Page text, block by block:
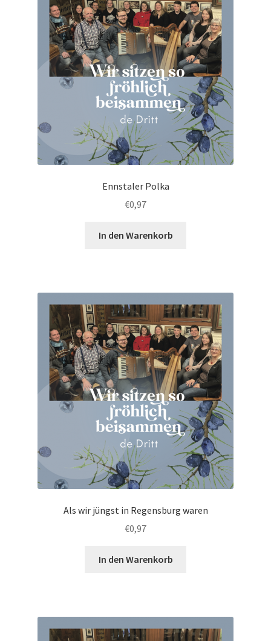
Ennstaler Polka
€0,97
In den Warenkorb
Als wir jüngst in Regensburg waren
€0,97
In den Warenkorb